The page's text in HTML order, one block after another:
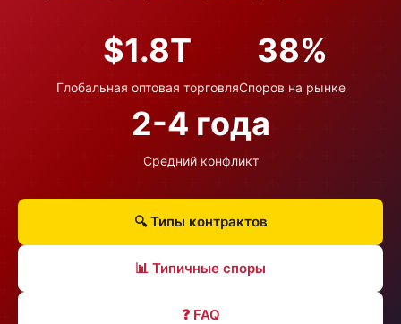
$1.8T
Глобальная оптовая торговля
38%
Споров на рынке
2-4 года
Средний конфликт
🔍 Типы контрактов
📊 Типичные споры
❓ FAQ